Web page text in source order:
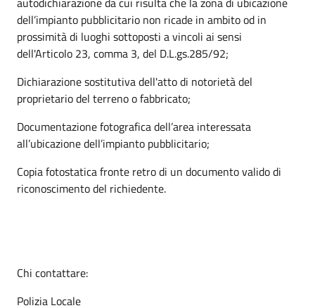
dell’impianto pubblicitario non ricade in ambito od in
prossimità di luoghi sottoposti a vincoli ai sensi
dell'Articolo 23, comma 3, del D.L.gs.285/92;
Dichiarazione sostitutiva dell'atto di notorietà del
proprietario del terreno o fabbricato;
Documentazione fotografica dell’area interessata
all’ubicazione dell’impianto pubblicitario;
Copia fotostatica fronte retro di un documento valido di
riconoscimento del richiedente.
Chi contattare:
Polizia Locale